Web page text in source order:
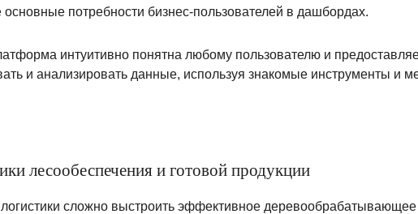
основные потребности бизнес-пользователей в дашбордах.
интуитивно понятна любому пользователю и
и анализировать данные, используя знакомые инструменты и
лесообеспечения и готовой продукции
логистики сложно выстроить эффективное деревообрабатывающее